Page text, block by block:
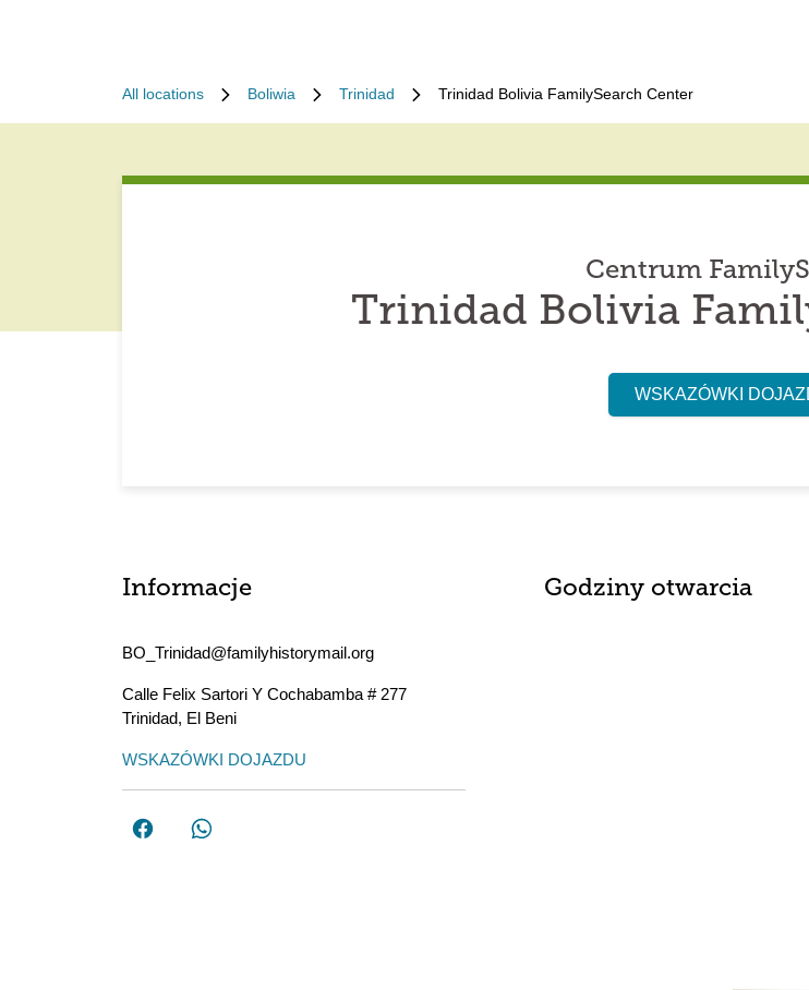
All locations Boliwia Trinidad Trinidad Bolivia FamilySearch Center
Centrum
Trinidad Bolivia
WSKAZÓWKI
Informacje
BO_Trinidad@familyhistorymail.org
Calle Felix Sartori Y Cochabamba # 277
Trinidad, El Beni
WSKAZÓWKI DOJAZDU
Godziny otwarcia